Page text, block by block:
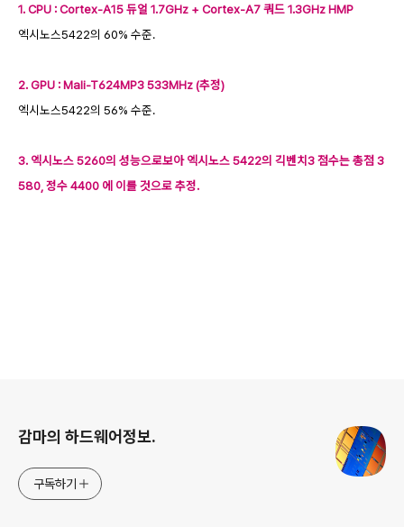
1. CPU : Cortex-A15 듀얼 1.7GHz + Cortex-A7 쿼드 1.3GHz HMP
엑시노스5422의 60% 수준.
2. GPU : Mali-T624MP3 533MHz (추정)
엑시노스5422의 56% 수준.
3. 엑시노스 5260의 성능으로보아 엑시노스 5422의 긱벤치3 점수는 총점 3
580, 정수 4400 에 이를 것으로 추정.
감마의 하드웨어정보.
구독하기